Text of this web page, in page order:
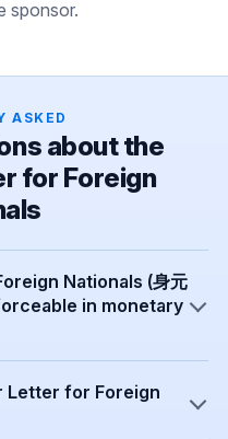
sponsor.
ASKED
about the
for Foreign
Nationals (身元
in monetary
Letter for Foreign